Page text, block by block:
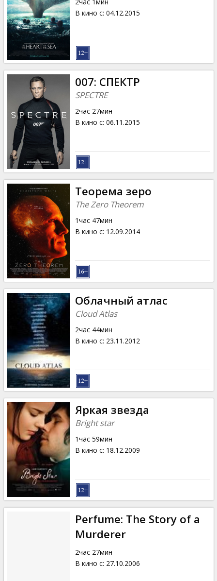
В кино с: 04.12.2015
007: СПЕКТР
SPECTRE
2час 27мин
В кино с: 06.11.2015
Теорема зеро
The Zero Theorem
1час 47мин
В кино с: 12.09.2014
Облачный атлас
Cloud Atlas
2час 44мин
В кино с: 23.11.2012
Яркая звезда
Bright star
1час 59мин
В кино с: 18.12.2009
Perfume: The Story of a
Murderer
2час 27мин
В кино с: 27.10.2006